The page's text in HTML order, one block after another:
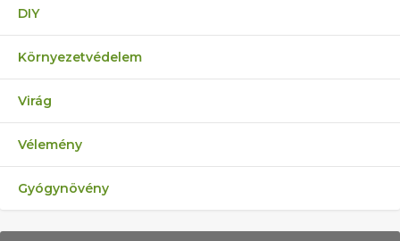
DIY
Környezetvédelem
Virág
Vélemény
Gyógynövény